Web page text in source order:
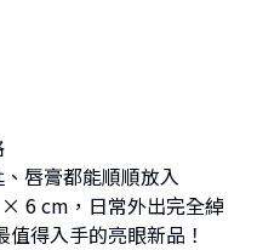
唇膏都能順順放入
6 cm，日常外出完全綽
得入手的亮眼新品！